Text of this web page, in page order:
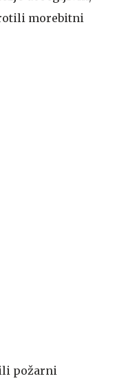
morebitni
požarni